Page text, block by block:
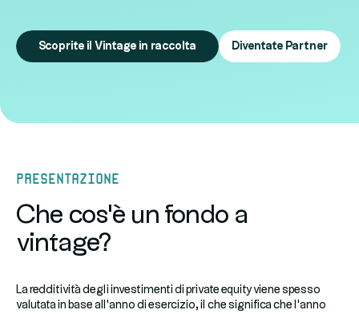
Scoprite il Vintage in raccolta Diventate Partner
presentazione
Che cos'è un fondo a
vintage?
La redditività degli investimenti di private equity viene spesso
valutata in base all'anno di esercizio, il che significa che l'anno